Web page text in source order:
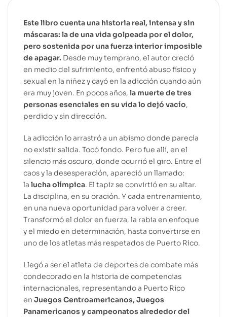
Este libro cuenta una historia real, intensa y sin
máscaras: la de una vida golpeada por el dolor,
pero sostenida por una fuerza interior imposible
de apagar. Desde muy temprano, el autor creció
en medio del sufrimiento, enfrentó abuso físico y
sexual en la niñez y cayó en la adicción cuando aún
era muy joven. En pocos años, la muerte de tres
personas esenciales en su vida lo dejó vacío,
perdido y sin dirección.
La adicción lo arrastró a un abismo donde parecía
no existir salida. Tocó fondo. Pero fue allí, en el
silencio más oscuro, donde ocurrió el giro. Entre el
caos y la desesperación, apareció un llamado:
la lucha olímpica. El tapiz se convirtió en su altar.
La disciplina, en su oración. Y cada entrenamiento,
en una nueva oportunidad para volver a creer.
Transformó el dolor en fuerza, la rabia en enfoque
y el miedo en determinación, hasta convertirse en
uno de los atletas más respetados de Puerto Rico.
Llegó a ser el atleta de deportes de combate más
condecorado en la historia de competencias
internacionales, representando a Puerto Rico
en Juegos Centroamericanos, Juegos
Panamericanos y campeonatos alrededor del